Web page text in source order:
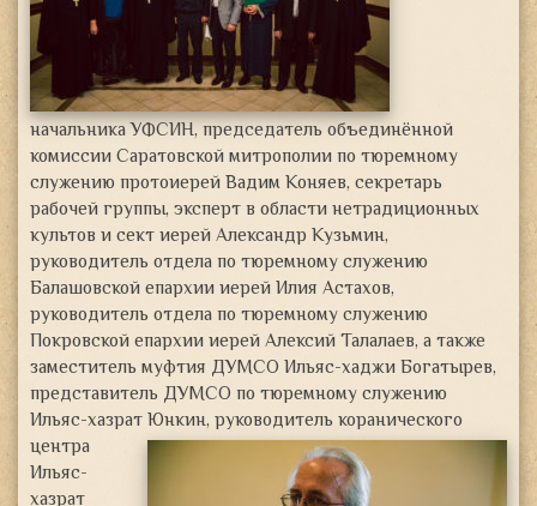
начальника УФСИН, председатель объединённой
комиссии Саратовской митрополии по тюремному
служению протоиерей Вадим Коняев, секретарь
рабочей группы, эксперт в области нетрадиционных
культов и сект иерей Александр Кузьмин,
руководитель отдела по тюремному служению
Балашовской епархии иерей Илия Астахов,
руководитель отдела по тюремному служению
Покровской епархии иерей Алексий Талалаев, а также
заместитель муфтия ДУМСО Ильяс-хаджи Богатырев,
представитель ДУМСО по тюремному служению
Ильяс-хазрат Юнкин, руководитель коранического
центра
Ильяс-
хазрат